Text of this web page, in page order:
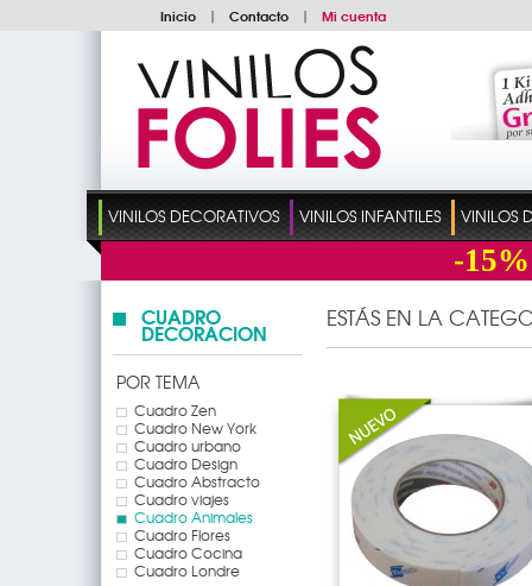
Inicio | Contacto | Mi cuenta
VINILOS DECORATIVOS VINILOS INFANTILES VINILOS
-15%
CUADRO
DECORACION
POR TEMA
Cuadro Zen
Cuadro New York
Cuadro urbano
Cuadro Design
Cuadro Abstracto
Cuadro viajes
Cuadro Animales
Cuadro Flores
Cuadro Cocina
Cuadro Londre
ESTÁS EN LA